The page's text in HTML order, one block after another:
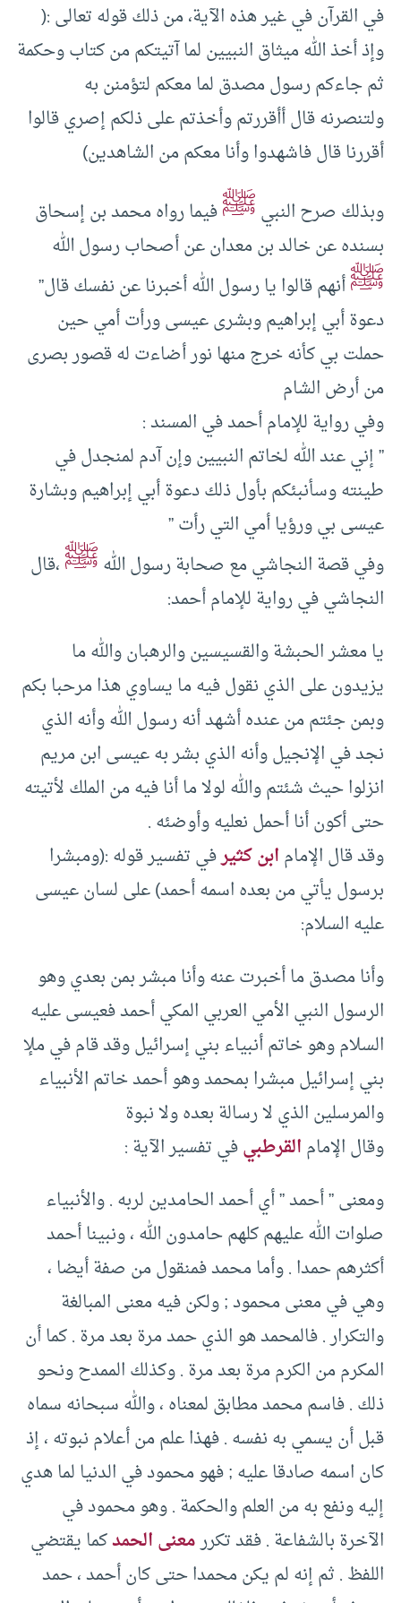
في القرآن في غير هذه الآية، من ذلك قوله تعالى :(
وإذ أخذ الله ميثاق النبيين لما آتيتكم من كتاب وحكمة
ثم جاءكم رسول مصدق لما معكم لتؤمنن به
ولتنصرنه قال أأقررتم وأخذتم على ذلكم إصري قالوا
أقررنا قال فاشهدوا وأنا معكم من الشاهدين)
وبذلك صرح النبيﷺفيما رواه محمد بن إسحاق
بسنده عن خالد بن معدان عن أصحاب رسول الله
ﷺأنهم قالوا يا رسول الله أخبرنا عن نفسك قال”
دعوة أبي إبراهيم وبشرى عيسى ورأت أمي حين
حملت بي كأنه خرج منها نور أضاءت له قصور بصرى
من أرض الشام
وفي رواية للإمام أحمد في المسند :
” إني عند الله لخاتم النبيين وإن آدم لمنجدل في
طينته وسأنبئكم بأول ذلك دعوة أبي إبراهيم وبشارة
عيسى بي ورؤيا أمي التي رأت ”
وفي قصة النجاشي مع صحابة رسول اللهﷺ،قال
النجاشي في رواية للإمام أحمد:
يا معشر الحبشة والقسيسين والرهبان والله ما
يزيدون على الذي نقول فيه ما يساوي هذا مرحبا بكم
وبمن جئتم من عنده أشهد أنه رسول الله وأنه الذي
نجد في الإنجيل وأنه الذي بشر به عيسى ابن مريم
انزلوا حيث شئتم والله لولا ما أنا فيه من الملك لأتيته
حتى أكون أنا أحمل نعليه وأوضئه .
وقد قال الإمامابن كثيرفي تفسير قوله :(ومبشرا
برسول يأتي من بعده اسمه أحمد) على لسان عيسى
عليه السلام:
وأنا مصدق ما أخبرت عنه وأنا مبشر بمن بعدي وهو
الرسول النبي الأمي العربي المكي أحمد فعيسى عليه
السلام وهو خاتم أنبياء بني إسرائيل وقد قام في ملإ
بني إسرائيل مبشرا بمحمد وهو أحمد خاتم الأنبياء
والمرسلين الذي لا رسالة بعده ولا نبوة
وقال الإمامالقرطبيفي تفسير الآية :
ومعنى ” أحمد ” أي أحمد الحامدين لربه . والأنبياء
صلوات الله عليهم كلهم حامدون الله ، ونبينا أحمد
أكثرهم حمدا . وأما محمد فمنقول من صفة أيضا ،
وهي في معنى محمود ; ولكن فيه معنى المبالغة
والتكرار . فالمحمد هو الذي حمد مرة بعد مرة . كما أن
المكرم من الكرم مرة بعد مرة . وكذلك الممدح ونحو
ذلك . فاسم محمد مطابق لمعناه ، والله سبحانه سماه
قبل أن يسمي به نفسه . فهذا علم من أعلام نبوته ، إذ
كان اسمه صادقا عليه ; فهو محمود في الدنيا لما هدي
إليه ونفع به من العلم والحكمة . وهو محمود في
الآخرة بالشفاعة . فقد تكررمعنى الحمدكما يقتضي
اللفظ . ثم إنه لم يكن محمدا حتى كان أحمد ، حمد